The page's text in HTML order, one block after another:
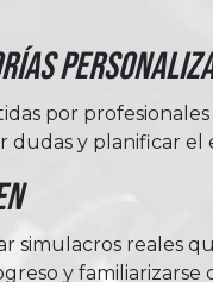
por
dudas y planificar el
simulacros reales
y familiarizarse